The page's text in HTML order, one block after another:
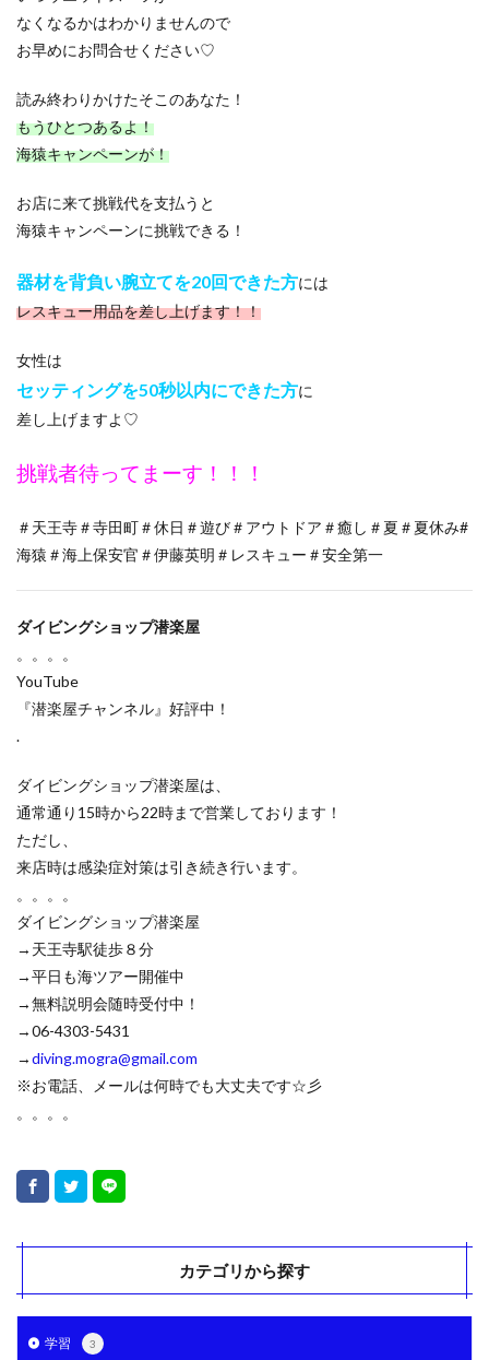
なくなるかはわかりませんので
お早めにお問合せください♡
読み終わりかけたそこのあなた！
もうひとつあるよ！
海猿キャンペーンが！
お店に来て挑戦代を支払うと
海猿キャンペーンに挑戦できる！
器材を背負い腕立てを20回できた方には
レスキュー用品を差し上げます！！
女性は
セッティングを50秒以内にできた方に
差し上げますよ♡
挑戦者待ってまーす！！！
＃天王寺＃寺田町＃休日＃遊び＃アウトドア＃癒し＃夏＃夏休み#
海猿＃海上保安官＃伊藤英明＃レスキュー＃安全第一
ダイビングショップ潜楽屋
。。。。
YouTube
『潜楽屋チャンネル』好評中！
.
ダイビングショップ潜楽屋は、
通常通り15時から22時まで営業しております！
ただし、
来店時は感染症対策は引き続き行います。
。。。。
ダイビングショップ潜楽屋
→天王寺駅徒歩８分
→平日も海ツアー開催中
→無料説明会随時受付中！
→06-4303-5431
→diving.mogra@gmail.com
※お電話、メールは何時でも大丈夫です☆彡
。。。。
カテゴリから探す
学習 3